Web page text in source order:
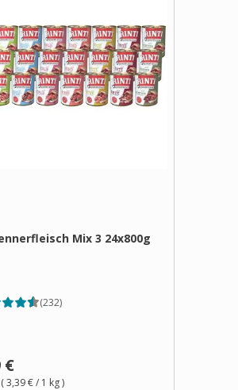
Mix 3 24x800g
(232)
€
(3,39 €/ 1 kg)